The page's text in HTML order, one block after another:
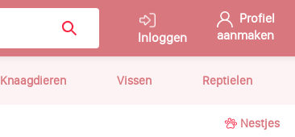
Inloggen
Profiel
aanmaken
Knaagdieren Vissen Reptielen
Nestjes